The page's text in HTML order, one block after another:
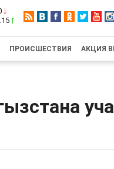
ПРОИСШЕСТВИЯ АКЦИЯ